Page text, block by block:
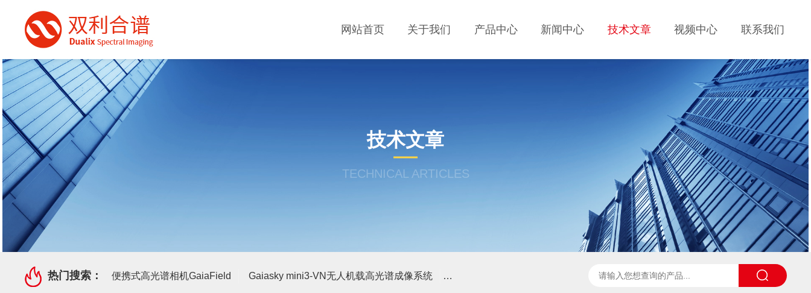
网站首页 关于我们 产品中心 新闻中心 技术文章 视频中心 联系我们
技术文章
TECHNICAL ARTICLES
热门搜索： 便携式高光谱相机GaiaField Gaiasky mini3-VN无人机载高光谱成像系统 高光谱分选仪GaiaSorter 太阳光诱导叶绿素荧光测试系统 SpecVIEW高光谱